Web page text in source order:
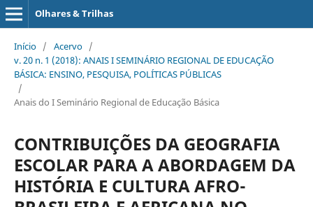
Olhares & Trilhas
Início / Acervo /
v. 20 n. 1 (2018): ANAIS I SEMINÁRIO REGIONAL DE EDUCAÇÃO
BÁSICA: ENSINO, PESQUISA, POLÍTICAS PÚBLICAS
/
Anais do I Seminário Regional de Educação Básica
CONTRIBUIÇÕES DA GEOGRAFIA
ESCOLAR PARA A ABORDAGEM DA
HISTÓRIA E CULTURA AFRO-